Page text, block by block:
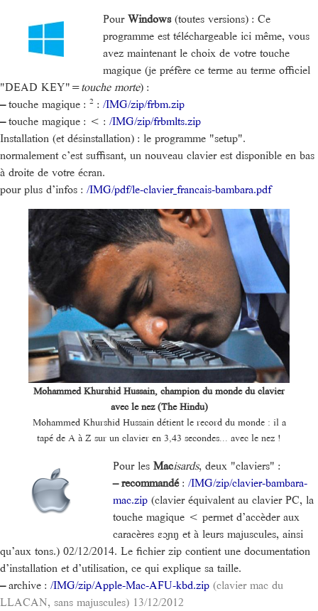
PourWindows(toutes versions) : Ce
programme est téléchargeable ici même, vous
avez maintenant le choix de votre touche
magique (je préfère ce terme au terme officiel
"DEAD KEY"=touche morte) :
–touche magique : ² : /IMG/zip/frbm.zip
–touche magique : < : /IMG/zip/frbmlts.zip
Installation (et désinstallation) : le programme "setup".
normalement c’est suffisant, un nouveau clavier est disponible en bas
à droite de votre écran.
pour plus d’infos : /IMG/pdf/le-clavier_francais-bambara.pdf
Mohammed Khurshid Hussain, champion du monde du clavier
avec le nez (The Hindu)
Mohammed Khurshid Hussain détient le record du monde : il a
tapé de A à Z sur un clavier en 3,43 secondes... avec le nez !
Pour les Macisards, deux "claviers" :
–recommandé: /IMG/zip/clavier-bambara-
mac.zip (clavier équivalent au clavier PC, la
touche magique < permet d’accèder aux
caracères ɛɔɲŋ et à leurs majuscules, ainsi
qu’aux tons.) 02/12/2014. Le fichier zip contient une documentation
d’installation et d’utilisation, ce qui explique sa taille.
–archive : /IMG/zip/Apple-Mac-AFU-kbd.zip (clavier mac du
LLACAN, sans majuscules) 13/12/2012